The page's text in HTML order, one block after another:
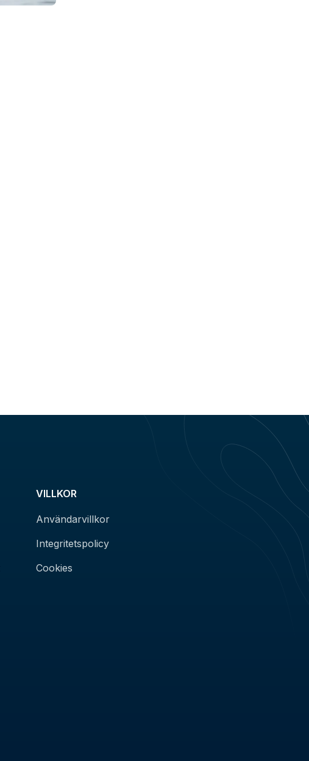
VILLKOR
Användarvillkor
Integritetspolicy
Cookies